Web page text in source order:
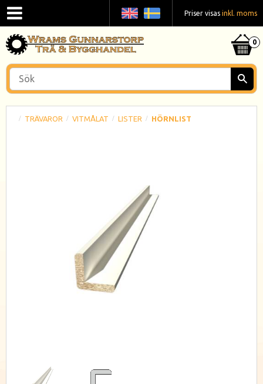
Priser visas inkl. moms
TRÄVAROR VITMÅLAT LISTER HÖRNLIST